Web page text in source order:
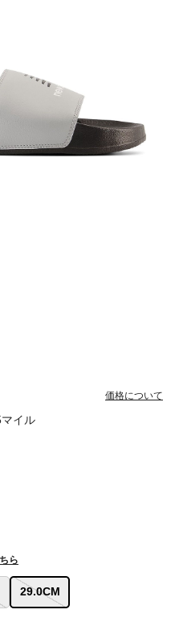
イル
価格について
29.0CM
ら